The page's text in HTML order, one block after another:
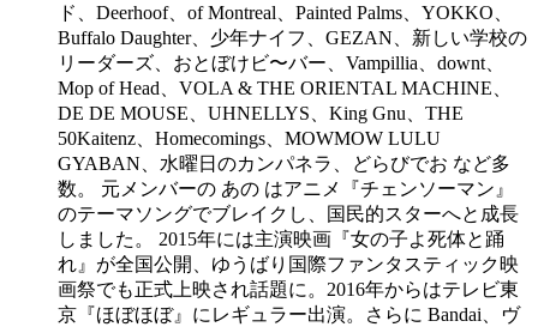
ド、Deerhoof、of Montreal、Painted Palms、YOKKO、
Buffalo Daughter、少年ナイフ、GEZAN、新しい学校の
リーダーズ、おとぼけビ〜バー、Vampillia、downt、
Mop of Head、VOLA & THE ORIENTAL MACHINE、
DE DE MOUSE、UHNELLYS、King Gnu、THE
50Kaitenz、Homecomings、MOWMOW LULU
GYABAN、水曜日のカンパネラ、どらびでお など多
数。 元メンバーの あの はアニメ『チェンソーマン』
のテーマソングでブレイクし、国民的スターへと成長
しました。 2015年には主演映画『女の子よ死体と踊
れ』が全国公開、ゆうばり国際ファンタスティック映
画祭でも正式上映され話題に。2016年からはテレビ東
京『ほぼほぼ』にレギュラー出演。さらに Bandai、ヴ